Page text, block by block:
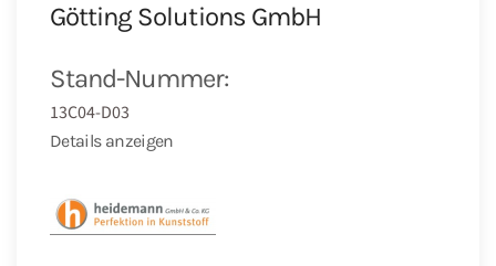
Götting Solutions GmbH
Stand-Nummer:
13C04-D03
Details anzeigen